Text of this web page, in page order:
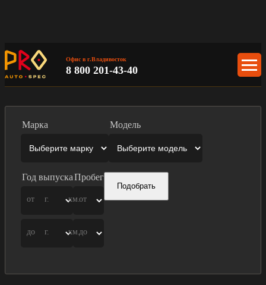
Офис в г.Владивосток
8 800 201-43-40
Марка Модель
Год выпуска
от г.
до г.
Пробег
от
км.
до
км.
Подобрать